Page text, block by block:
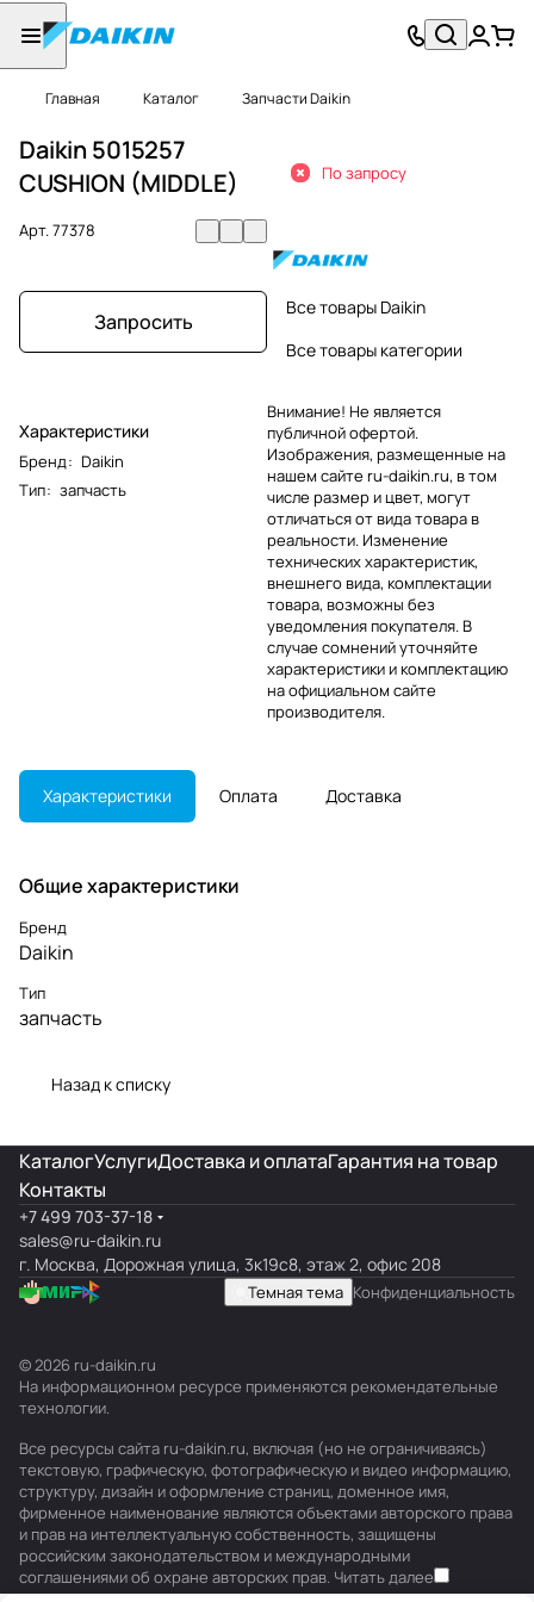
Главная Каталог Запчасти Daikin
Daikin 5015257
CUSHION (MIDDLE)
Арт.77378
Запросить
Характеристики
Бренд: Daikin
Тип: запчасть
По запросу
Все товары Daikin
Все товары категории
Внимание! Не является
публичной офертой.
Изображения, размещенные на
нашем сайте ru-daikin.ru, в том
числе размер и цвет, могут
отличаться от вида товара в
реальности. Изменение
технических характеристик,
внешнего вида, комплектации
товара, возможны без
уведомления покупателя. В
случае сомнений уточняйте
характеристики и комплектацию
на официальном сайте
производителя.
Характеристики Оплата Доставка
Общие характеристики
Бренд
Daikin
Тип
запчасть
Назад к списку
КаталогУслугиДоставка и оплатаГарантия на товар
Контакты
+7 499 703-37-18
sales@ru-daikin.ru
г. Москва, Дорожная улица, 3к19с8, этаж 2, офис 208
Темная тема Конфиденциальность
© 2026 ru-daikin.ru
На информационном ресурсе применяются рекомендательные
технологии.
Все ресурсы сайта ru-daikin.ru, включая (но не ограничиваясь)
текстовую, графическую, фотографическую и видео информацию,
структуру, дизайн и оформление страниц, доменное имя,
фирменное наименование являются объектами авторского права
и прав на интеллектуальную собственность, защищены
российским законодательством и международными
соглашениями об охране авторских прав. Читать далее